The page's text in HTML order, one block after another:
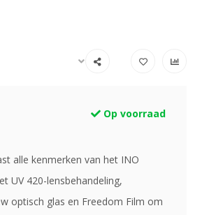
Op voorraad
alle kenmerken van het INO
UV 420-lensbehandeling,
optisch glas en Freedom Film om